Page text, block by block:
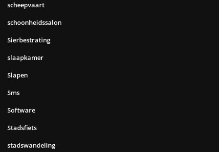
scheepvaart
schoonheidssalon
Sierbestrating
slaapkamer
Slapen
Sms
Software
Stadsfiets
stadswandeling